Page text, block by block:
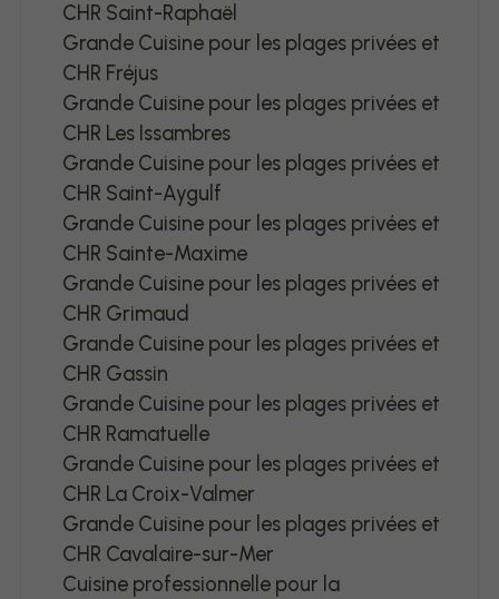
CHR Saint-Raphaël
Grande Cuisine pour les plages privées et
CHR Fréjus
Grande Cuisine pour les plages privées et
CHR Les Issambres
Grande Cuisine pour les plages privées et
CHR Saint-Aygulf
Grande Cuisine pour les plages privées et
CHR Sainte-Maxime
Grande Cuisine pour les plages privées et
CHR Grimaud
Grande Cuisine pour les plages privées et
CHR Gassin
Grande Cuisine pour les plages privées et
CHR Ramatuelle
Grande Cuisine pour les plages privées et
CHR La Croix-Valmer
Grande Cuisine pour les plages privées et
CHR Cavalaire-sur-Mer
Cuisine professionnelle pour la